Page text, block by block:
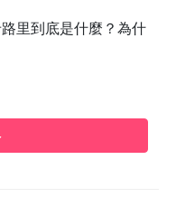
里到底是什麼？為什